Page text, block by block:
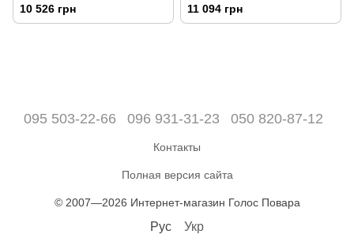
10 526 грн 11 094 грн
095 503-22-66 096 931-31-23 050 820-87-12
Контакты
Полная версия сайта
© 2007—2026 Интернет-магазин Голос Повара
Рус Укр